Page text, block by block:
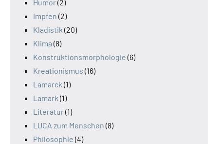
Humor(2)
Impfen (2)
Kladistik (20)
Klima (8)
Konstruktionsmorphologie (6)
Kreationismus (16)
Lamarck (1)
Lamark (1)
Literatur(1)
LUCA zum Menschen (8)
Philosophie (4)